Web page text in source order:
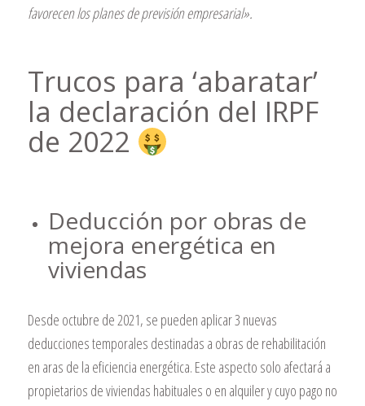
favorecen los planes de previsión empresarial».
Trucos para ‘abaratar’
la declaración del IRPF
de 2022
Deducción por obras de
mejora energética en
viviendas
Desde octubre de 2021, se pueden aplicar 3 nuevas
deducciones temporales destinadas a obras de rehabilitación
en aras de la eficiencia energética. Este aspecto solo afectará a
propietarios de viviendas habituales o en alquiler y cuyo pago no